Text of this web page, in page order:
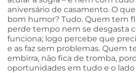
aniversário de casamento. O
bom humor? Tudo. Quem tem
perde tempo nem se desgasta
funciona; logo percebe que
e as faz sem problemas. Quem
embirra, não fica de tromba,
oportunidades em tudo e o lado